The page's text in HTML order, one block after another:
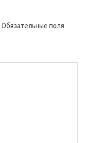
Обязательные поля